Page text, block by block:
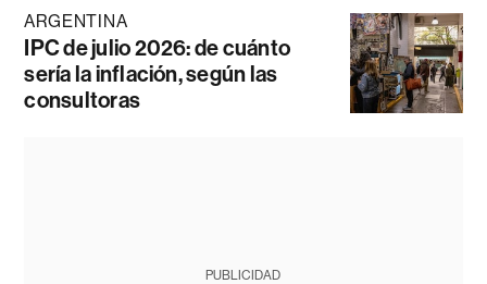
ARGENTINA
IPC de julio 2026: de cuánto
sería la inflación, según las
consultoras
PUBLICIDAD